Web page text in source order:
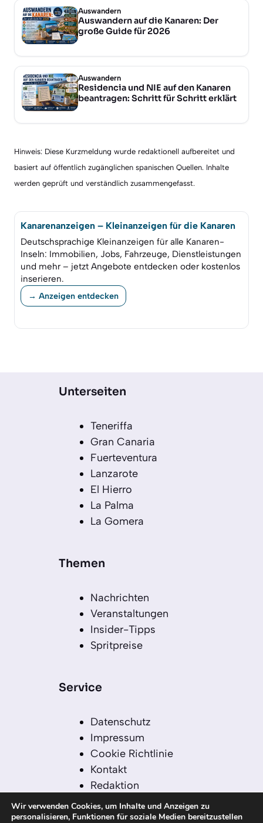
Auswandern
Auswandern auf die Kanaren: Der
große Guide für 2026
Auswandern
Residencia und NIE auf den Kanaren
beantragen: Schritt für Schritt erklärt
Hinweis: Diese Kurzmeldung wurde redaktionell aufbereitet und
basiert auf öffentlich zugänglichen spanischen Quellen. Inhalte
werden geprüft und verständlich zusammengefasst.
Kanarenanzeigen – Kleinanzeigen für die Kanaren
Deutschsprachige Kleinanzeigen für alle Kanaren-
Inseln: Immobilien, Jobs, Fahrzeuge, Dienstleistungen
und mehr – jetzt Angebote entdecken oder kostenlos
inserieren.
→ Anzeigen entdecken
Unterseiten
Teneriffa
Gran Canaria
Fuerteventura
Lanzarote
El Hierro
La Palma
La Gomera
Themen
Nachrichten
Veranstaltungen
Insider-Tipps
Spritpreise
Service
Datenschutz
Impressum
Cookie Richtlinie
Kontakt
Redaktion
Redaktionelle Leitlinien
Sitemap
Wir verwenden Cookies, um Inhalte und Anzeigen zu
personalisieren, Funktionen für soziale Medien bereitzustellen